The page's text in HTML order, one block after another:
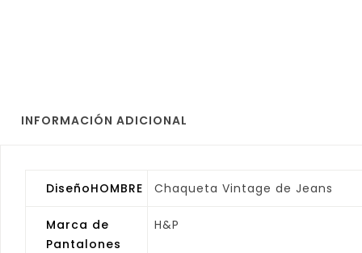
INFORMACIÓN ADICIONAL
DiseñoHOMBRE Chaqueta Vintage de Jeans
Marca de
Pantalones
H&P